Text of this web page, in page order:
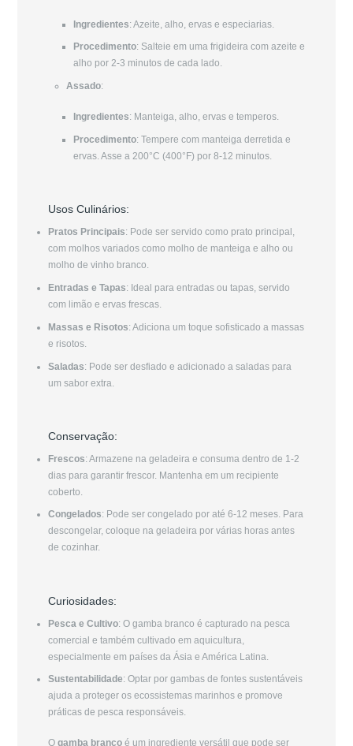
Ingredientes: Azeite, alho, ervas e especiarias.
Procedimento: Salteie em uma frigideira com azeite e
alho por 2-3 minutos de cada lado.
Assado:
Ingredientes: Manteiga, alho, ervas e temperos.
Procedimento: Tempere com manteiga derretida e
ervas. Asse a 200°C (400°F) por 8-12 minutos.
Usos Culinários:
Pratos Principais: Pode ser servido como prato principal,
com molhos variados como molho de manteiga e alho ou
molho de vinho branco.
Entradas e Tapas: Ideal para entradas ou tapas, servido
com limão e ervas frescas.
Massas e Risotos: Adiciona um toque sofisticado a massas
e risotos.
Saladas: Pode ser desfiado e adicionado a saladas para
um sabor extra.
Conservação:
Frescos: Armazene na geladeira e consuma dentro de 1-2
dias para garantir frescor. Mantenha em um recipiente
coberto.
Congelados: Pode ser congelado por até 6-12 meses. Para
descongelar, coloque na geladeira por várias horas antes
de cozinhar.
Curiosidades:
Pesca e Cultivo: O gamba branco é capturado na pesca
comercial e também cultivado em aquicultura,
especialmente em países da Ásia e América Latina.
Sustentabilidade: Optar por gambas de fontes sustentáveis
ajuda a proteger os ecossistemas marinhos e promove
práticas de pesca responsáveis.
O gamba brancoé um ingrediente versátil que pode ser